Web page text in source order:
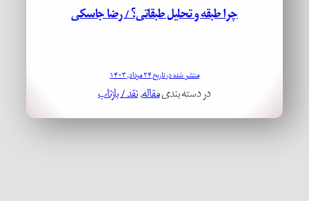
چرا طبقه و تحلیل طبقاتی؟ / رضا جاسکی
منتشر شده در تاریخ ۲۴ مرداد, ۱۴۰۳
در دسته بندیمقاله, نقد / بازتاب